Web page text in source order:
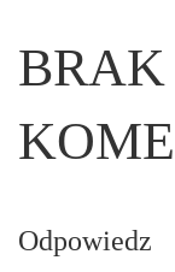
BRAK
Odpowiedz